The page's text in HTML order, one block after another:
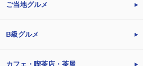
ご当地グルメ
B級グルメ
カフェ・喫茶店・茶屋